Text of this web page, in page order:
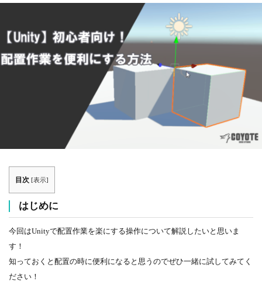
目次 [表示]
はじめに
今回はUnityで配置作業を楽にする操作について解説したいと思いま
す！
知っておくと配置の時に便利になると思うのでぜひ一緒に試してみてく
ださい！